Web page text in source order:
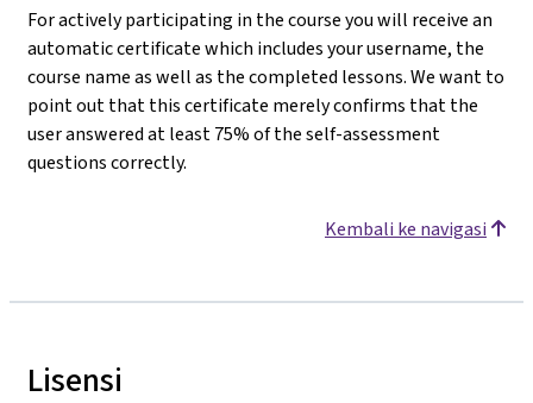
For actively participating in the course you will receive an
automatic certificate which includes your username, the
course name as well as the completed lessons. We want to
point out that this certificate merely confirms that the
user answered at least 75% of the self-assessment
questions correctly.
Kembali ke navigasi
Lisensi